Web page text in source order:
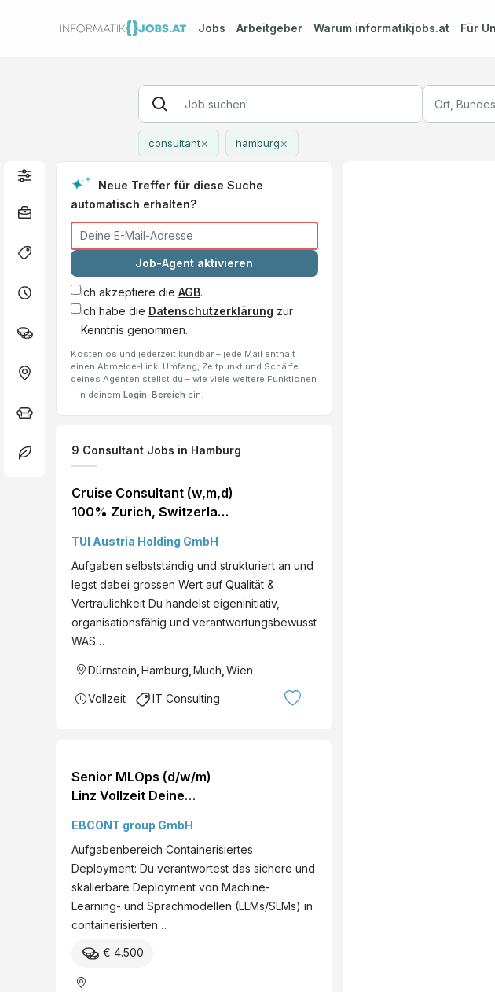
Jobs Arbeitgeber Warum informatikjobs.at Für
consultant× hamburg×
Neue Treffer für diese Suche
automatisch erhalten?
Job-Agent aktivieren
Ich akzeptiere die AGB.
Ich habe die Datenschutzerklärung zur
Kenntnis genommen.
Kostenlos und jederzeit kündbar – jede Mail enthält
einen Abmelde-Link. Umfang, Zeitpunkt und Schärfe
deines Agenten stellst du – wie viele weitere Funktionen
– in deinem Login-Bereich ein.
9 Consultant Jobs in Hamburg
Cruise Consultant (w,m,d)
100% Zurich, Switzerland
TUI Austria Holding GmbH
Aufgaben selbstständig und strukturiert an und
legst dabei grossen Wert auf Qualität &
Vertraulichkeit Du handelst eigeninitiativ,
organisationsfähig und verantwortungsbewusst
WAS…
Dürnstein Hamburg Much Wien
Vollzeit IT Consulting
Senior MLOps (d/w/m)
Linz Vollzeit Deine
Fürst
EBCONT group GmbH
Aufgabenbereich Containerisiertes
Deployment: Du verantwortest das sichere und
skalierbare Deployment von Machine-
Learning- und Sprachmodellen (LLMs/SLMs) in
containerisierten…
€ 4.500